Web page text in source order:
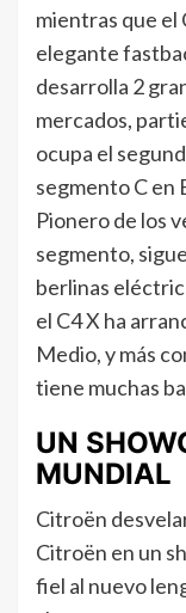
mientras que el
elegante
desarrolla 2
mercados,
ocupa el
segmento C en
Pionero de los
segmento,
berlinas
el C4 X ha
Medio, y más
tiene muchas
UN
MUNDIAL
Citroën
Citroën en un
fiel al nuevo